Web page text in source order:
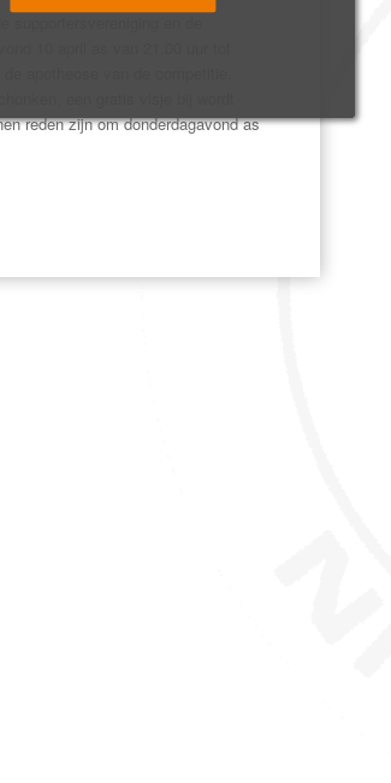
en de
10 april as van 21.00 uur tot
apotheose van de competitie.
een gratis visje bij wordt
reden zijn om donderdagavond as